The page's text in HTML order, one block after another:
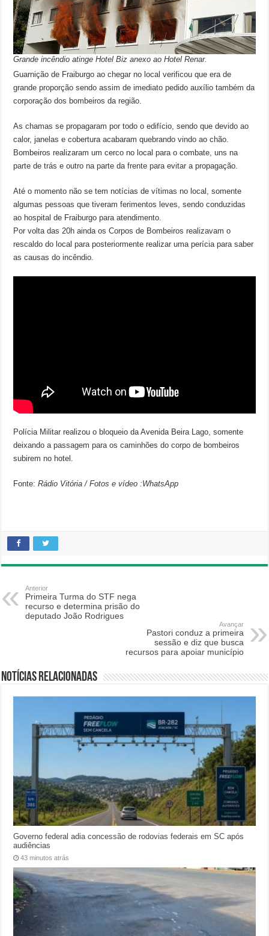
Grande incêndio atinge Hotel Biz anexo ao Hotel Renar.
Guarnição de Fraiburgo ao chegar no local verificou que era de
grande proporção sendo assim de imediato pedido auxílio também da
corporação dos bombeiros da região.
As chamas se propagaram por todo o edifício, sendo que devido ao
calor, janelas e cobertura acabaram quebrando vindo ao chão.
Bombeiros realizaram um cerco no local para o combate, uns na
parte de trás e outro na parte da frente para evitar a propagação.
Até o momento não se tem notícias de vítimas no local, somente
algumas pessoas que tiveram ferimentos leves, sendo conduzidas
ao hospital de Fraiburgo para atendimento.
Por volta das 20h ainda os Corpos de Bombeiros realizavam o
rescaldo do local para posteriormente realizar uma perícia para saber
as causas do incêndio.
Polícia Militar realizou o bloqueio da Avenida Beira Lago, somente
deixando a passagem para os caminhões do corpo de bombeiros
subirem no hotel.
Fonte:Rádio Vitória / Fotos e vídeo :WhatsApp
Anterior
Primeira Turma do STF nega
recurso e determina prisão do
deputado João Rodrigues
Avançar
Pastori conduz a primeira
sessão e diz que busca
recursos para apoiar município
Notícias relacionadas
Governo federal adia concessão de rodovias federais em SC após
audiências
43 minutos atrás